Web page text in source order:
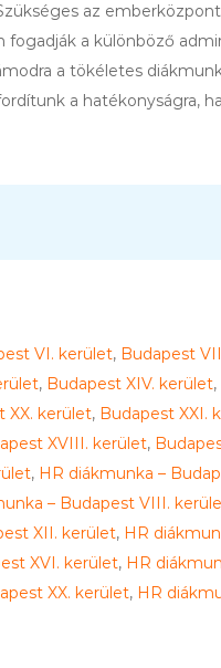
az
a különböző
a tökéletes
a hatékonyságra,
VI. kerület, Budapest
, Budapest XIV. kerület,
XX. kerület, Budapest XXI.
XVIII. kerület,
, HR diákmunka –
– Budapest VIII.
XII. kerület, HR
XVI. kerület, HR
XX. kerület, HR